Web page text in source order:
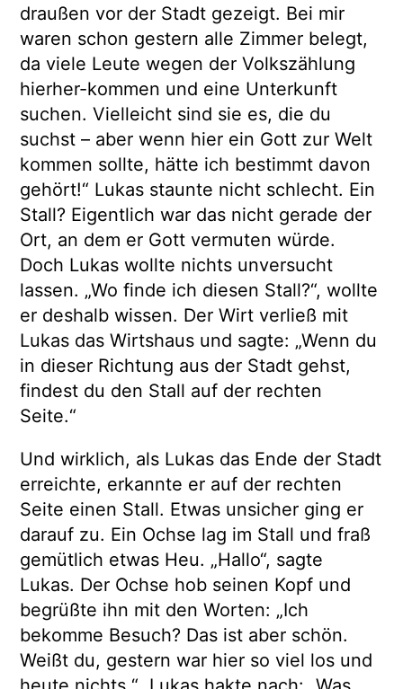
draußen vor der Stadt gezeigt. Bei mir
waren schon gestern alle Zimmer belegt,
da viele Leute wegen der Volkszählung
hierher-kommen und eine Unterkunft
suchen. Vielleicht sind sie es, die du
suchst – aber wenn hier ein Gott zur Welt
kommen sollte, hätte ich bestimmt davon
gehört!“ Lukas staunte nicht schlecht. Ein
Stall? Eigentlich war das nicht gerade der
Ort, an dem er Gott vermuten würde.
Doch Lukas wollte nichts unversucht
lassen. „Wo finde ich diesen Stall?“, wollte
er deshalb wissen. Der Wirt verließ mit
Lukas das Wirtshaus und sagte: „Wenn du
in dieser Richtung aus der Stadt gehst,
findest du den Stall auf der rechten
Seite.“
Und wirklich, als Lukas das Ende der Stadt
erreichte, erkannte er auf der rechten
Seite einen Stall. Etwas unsicher ging er
darauf zu. Ein Ochse lag im Stall und fraß
gemütlich etwas Heu. „Hallo“, sagte
Lukas. Der Ochse hob seinen Kopf und
begrüßte ihn mit den Worten: „Ich
bekomme Besuch? Das ist aber schön.
Weißt du, gestern war hier so viel los und